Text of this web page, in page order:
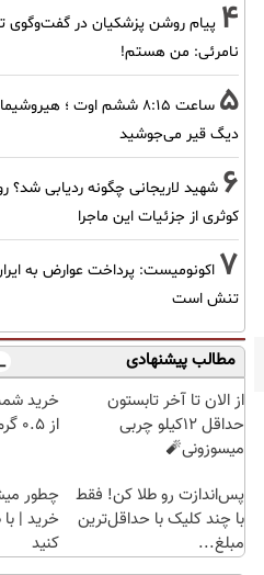
4 پیام روشن پزشکیان در گفت‌و‌گوی
نامرئی: من هستم!
5
ساعت ۸:۱۵ ششم اوت ؛
دیگ قیر می‌جوشید
6 شهید لاریجانی چگونه ردیابی شد؟
کوثری از جزئیات این ماجرا
7 اکونومیست: پرداخت عوارض به
تنش است
مطالب پیشنهادی
از الان تا آخر تابستون
حداقل 12کیلو چربی
میسوزونی🧨
خرید
از ۰.۵ گرم تا ۱۰ گرم
پس‌اندازت رو طلا کن! فقط
با چند کلیک با حداقل‌ترین
مبلغ...
چطور
خرید |
کنید